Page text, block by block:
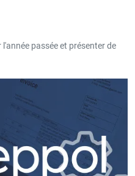
passée et présenter de